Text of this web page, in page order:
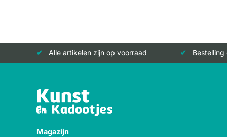
Alle artikelen zijn op voorraad
Magazijn